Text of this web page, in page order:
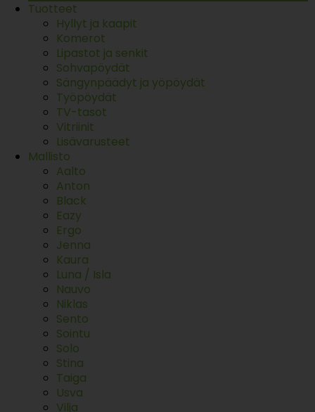
Tuotteet
Hyllyt ja kaapit
Komerot
Lipastot ja senkit
Sohvapöydät
Sängynpäädyt ja yöpöydät
Työpöydät
TV-tasot
Vitriinit
Lisävarusteet
Mallisto
Aalto
Anton
Black
Eazy
Ergo
Jenna
Kaura
Luna / Isla
Nauvo
Niklas
Sento
Sointu
Solo
Stina
Taiga
Usva
Vilja